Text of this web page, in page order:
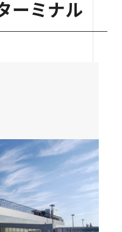
ーミナル